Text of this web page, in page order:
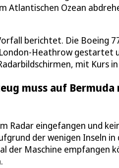
Atlantischen Ozean
berichtet. Die Boeing
Heathrow gestartet
mit Kurs
muss auf Bermuda
Radar eingefangen und
der wenigen Inseln in
der Maschine empfangen